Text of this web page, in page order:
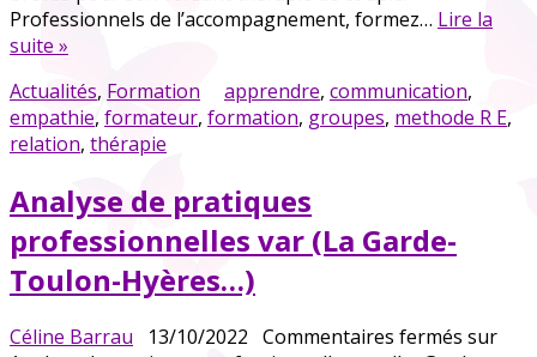
Professionnels de l’accompagnement, formez… Lire la
suite »
Actualités, Formation apprendre, communication,
empathie, formateur, formation, groupes, methode R E,
relation, thérapie
Analyse de pratiques
professionnelles var (La Garde-
Toulon-Hyères…)
Céline Barrau 13/10/2022 Commentaires fermés sur